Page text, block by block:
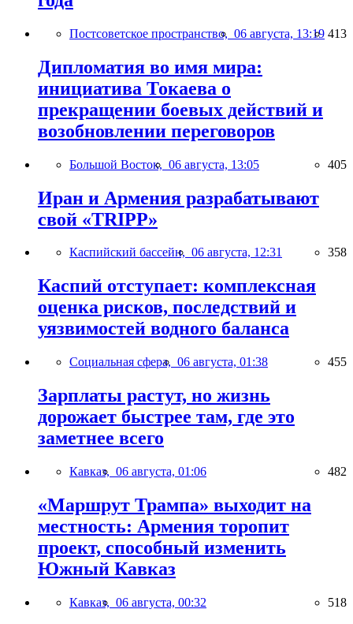
Постсоветское пространство, 06 августа, 13:19 413
Дипломатия во имя мира:
инициатива Токаева о
прекращении боевых действий и
возобновлении переговоров
Большой Восток, 06 августа, 13:05 405
Иран и Армения разрабатывают
свой «TRIPP»
Каспийский бассейн, 06 августа, 12:31 358
Каспий отступает: комплексная
оценка рисков, последствий и
уязвимостей водного баланса
Социальная сфера, 06 августа, 01:38 455
Зарплаты растут, но жизнь
дорожает быстрее там, где это
заметнее всего
Кавказ, 06 августа, 01:06 482
«Маршрут Трампа» выходит на
местность: Армения торопит
проект, способный изменить
Южный Кавказ
Кавказ, 06 августа, 00:32 518